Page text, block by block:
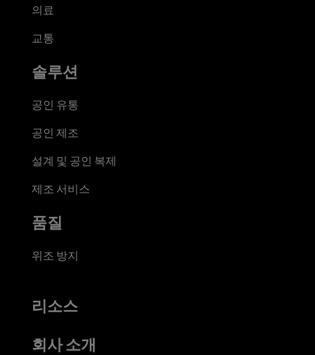
의료
교통
솔루션
공인 유통
공인 제조
설계 및 공인 복제
제조 서비스
품질
위조 방지
리소스
회사 소개